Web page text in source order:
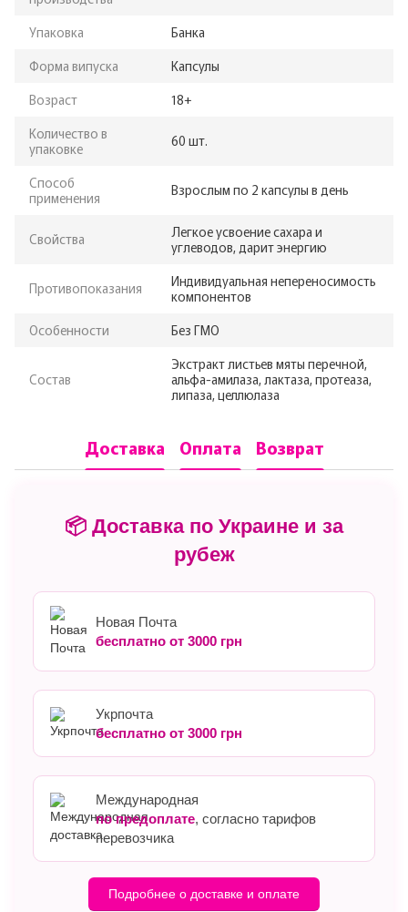
Упаковка
Банка
Форма випуска
Капсулы
Возраст
18+
Количество в
упаковке
60 шт.
Способ
применения
Взрослым по 2 капсулы в день
Свойства
Легкое усвоение сахара и
углеводов, дарит энергию
Противопоказания
Индивидуальная непереносимость
компонентов
Особенности
Без ГМО
Состав
Экстракт листьев мяты перечной,
альфа-амилаза, лактаза, протеаза,
липаза, целлюлаза
Доставка Оплата Возврат
📦 Доставка по Украине и за
рубеж
Новая Почта
бесплатно от 3000 грн
Укрпочта
бесплатно от 3000 грн
Международная
по предоплате, согласно тарифов
перевозчика
Подробнее о доставке и оплате